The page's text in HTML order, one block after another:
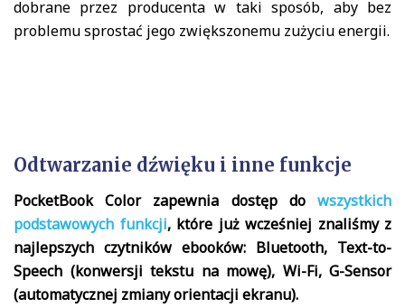
dobrane przez producenta w taki sposób, aby bez
problemu sprostać jego zwiększonemu zużyciu energii.
Odtwarzanie dźwięku i inne funkcje
PocketBook Color zapewnia dostęp do wszystkich
podstawowych funkcji, które już wcześniej znaliśmy z
najlepszych czytników ebooków: Bluetooth, Text-to-
Speech (konwersji tekstu na mowę), Wi-Fi, G-Sensor
(automatycznej zmiany orientacji ekranu).